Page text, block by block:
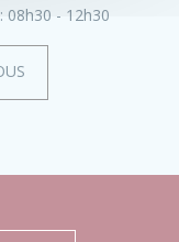
08h30 - 12h30